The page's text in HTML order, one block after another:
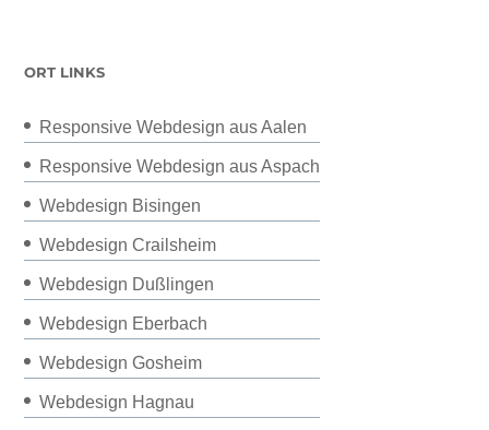
ORT LINKS
Responsive Webdesign aus Aalen
Responsive Webdesign aus Aspach
Webdesign Bisingen
Webdesign Crailsheim
Webdesign Dußlingen
Webdesign Eberbach
Webdesign Gosheim
Webdesign Hagnau